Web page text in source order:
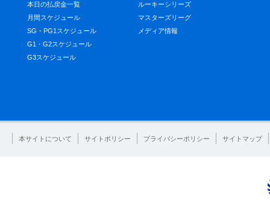
本日の払戻金一覧
月間スケジュール
SG・PG1スケジュール
G1・G2スケジュール
G3スケジュール
ルーキーシリーズ
マスターズリーグ
メディア情報
本サイトについて サイトポリシー プライバシーポリシー サイトマップ